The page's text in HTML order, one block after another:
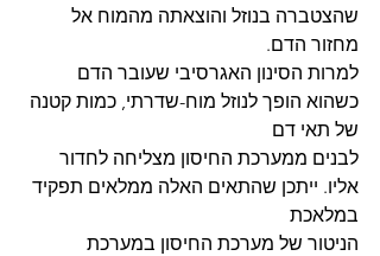
שהצטברה בנוזל והוצאתה מהמוח אל
מחזור הדם.
למרות הסינון האגרסיבי שעובר הדם
כשהוא הופך לנוזל מוח-שדרתי, כמות קטנה
של תאי דם
לבנים ממערכת החיסון מצליחה לחדור
אליו. ייתכן שהתאים האלה ממלאים תפקיד
במלאכת
הניטור של מערכת החיסון במערכת